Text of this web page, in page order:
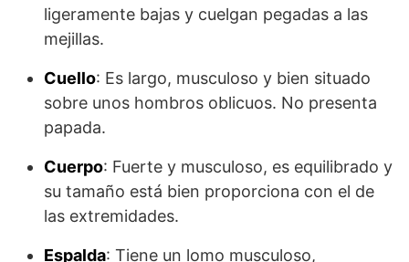
ligeramente bajas y cuelgan pegadas a las
mejillas.
Cuello: Es largo, musculoso y bien situado
sobre unos hombros oblicuos. No pre­senta
papada.
Cuerpo: Fuerte y musculoso, es equilibrado y
su tamaño está bien proporciona con el de
las extremidades.
Espalda: Tiene un lomo musculoso,